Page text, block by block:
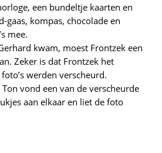
een bundeltje kaarten en
gaas, kompas, chocolade en
mee.
kwam, moest Frontzek een
Zeker is dat Frontzek het
werden verscheurd.
vond een van de verscheurde
aan elkaar en liet de foto